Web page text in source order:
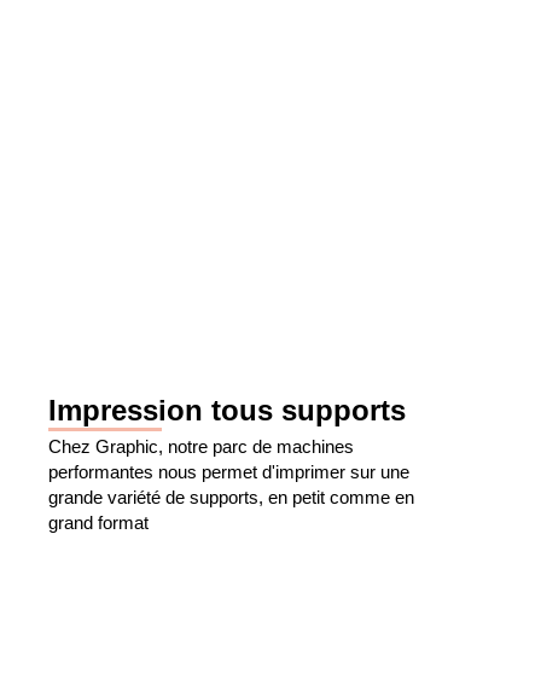
Impression tous supports
Chez Graphic, notre parc de machines
performantes nous permet d'imprimer sur une
grande variété de supports, en petit comme en
grand format